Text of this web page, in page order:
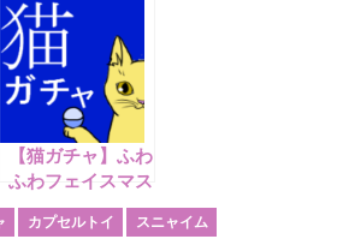
【Part46】
【猫ガチャ】ふわ
ふわフェイスマス
コット【Part40】
カプセルトイ スニャイム